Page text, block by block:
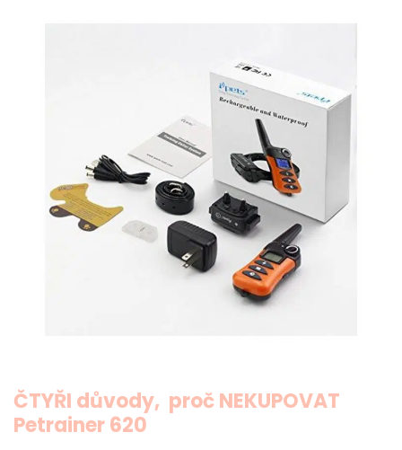
ČTYŘI důvody, proč NEKUPOVAT
Petrainer 620